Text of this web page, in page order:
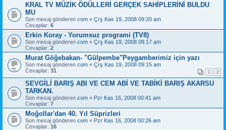
KRAL TV MÜZİK ÖDÜLLERİ GERÇEK SAHİPLERİNİ BULDU
MU
Son mesaj gönderen com « Çrş Kas 19, 2008 09:20 am
Cevaplar: 6
Erkin Koray - Yorumsuz programi (TV8)
Son mesaj gönderen com « Çrş Kas 19, 2008 09:17 am
Cevaplar: 2
Murat Göğebakan- "Gülpembe"Peygamberimiz için yazı
Son mesaj gönderen com « Çrş Kas 19, 2008 09:15 am
Cevaplar: 31 1 2
SEVGİLİ BARIŞ ABI VE CEM ABİ VE TABİKİ BARIŞ AKARSU
TARKAN.
Son mesaj gönderen com « Pzr Kas 16, 2008 00:41 am
Cevaplar: 7
Moğollar'dan 40. Yıl Süprizleri
Son mesaj gönderen com « Pzr Kas 16, 2008 00:26 am
Cevaplar: 16